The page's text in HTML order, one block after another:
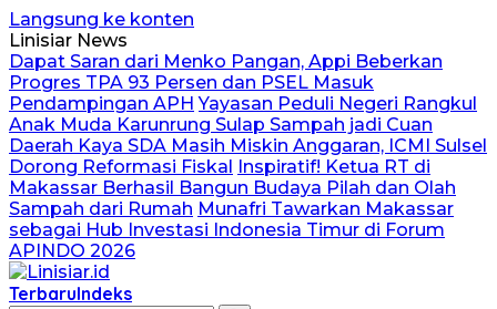
Langsung ke konten
Linisiar News
Dapat Saran dari Menko Pangan, Appi Beberkan
Progres TPA 93 Persen dan PSEL Masuk
Pendampingan APH Yayasan Peduli Negeri Rangkul
Anak Muda Karunrung Sulap Sampah jadi Cuan
Daerah Kaya SDA Masih Miskin Anggaran, ICMI Sulsel
Dorong Reformasi Fiskal Inspiratif! Ketua RT di
Makassar Berhasil Bangun Budaya Pilah dan Olah
Sampah dari Rumah Munafri Tawarkan Makassar
sebagai Hub Investasi Indonesia Timur di Forum
APINDO 2026
TerbaruIndeks